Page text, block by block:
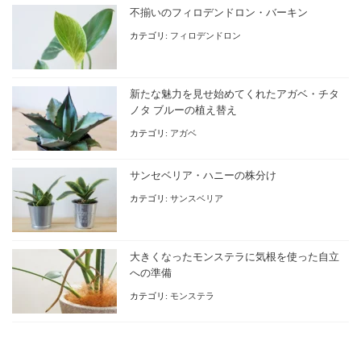
不揃いのフィロデンドロン・バーキン
カテゴリ: フィロデンドロン
新たな魅力を見せ始めてくれたアガベ・チタ
ノタ ブルーの植え替え
カテゴリ: アガベ
サンセベリア・ハニーの株分け
カテゴリ: サンスベリア
大きくなったモンステラに気根を使った自立
への準備
カテゴリ: モンステラ